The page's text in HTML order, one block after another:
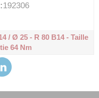
192306
/ Ø 25 - R 80B14 - Taille
64 Nm